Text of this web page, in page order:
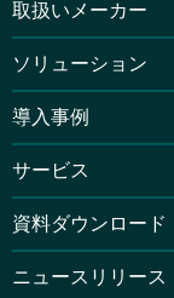
取扱いメーカー
ソリューション
導入事例
サービス
資料ダウンロード
ニュースリリース